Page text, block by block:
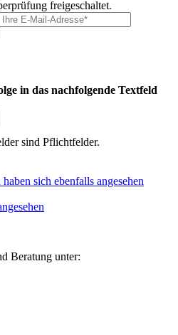
freigeschaltet.
in das nachfolgende Textfeld
sind Pflichtfelder.
sich ebenfalls angesehen
Beratung unter: